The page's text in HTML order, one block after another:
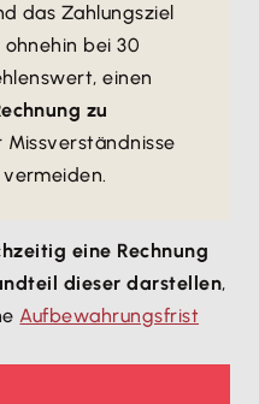
das Zahlungsziel
bei 30
einen
zu
Missverständnisse
eine Rechnung
dieser darstellen,
Aufbewahrungsfrist